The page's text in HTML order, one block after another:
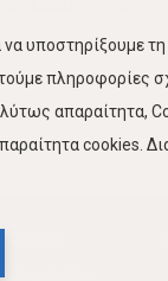
Cookies
υποστηρίξουμε
πληροφορίες
απαραίτητα,
cookies.